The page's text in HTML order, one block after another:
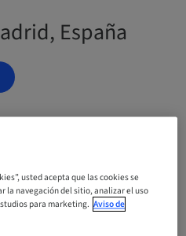
España
usted acepta que las cookies se
la navegación del sitio, analizar el uso
para marketing. Aviso de